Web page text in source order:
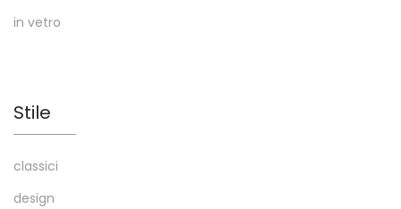
in vetro
Stile
classici
design